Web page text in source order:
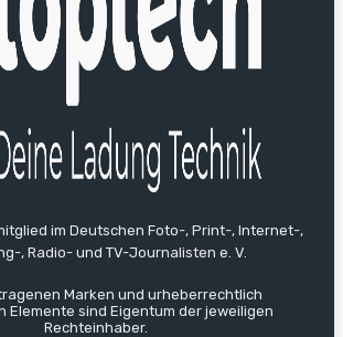
im Deutschen Foto-, Print-, Internet-,
, Radio- und TV-Journalisten e. V.
Marken und urheberrechtlich
Elemente sind Eigentum der jeweiligen
Rechteinhaber.